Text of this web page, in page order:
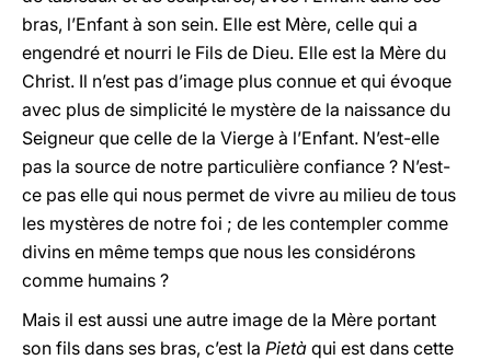
bras, l’Enfant à son sein. Elle est Mère, celle qui a
engendré et nourri le Fils de Dieu. Elle est la Mère du
Christ. Il n’est pas d’image plus connue et qui évoque
avec plus de simplicité le mystère de la naissance du
Seigneur que celle de la Vierge à l’Enfant. N’est-elle
pas la source de notre particulière confiance ? N’est-
ce pas elle qui nous permet de vivre au milieu de tous
les mystères de notre foi ; de les contempler comme
divins en même temps que nous les considérons
comme humains ?
Mais il est aussi une autre image de la Mère portant
son fils dans ses bras, c’est la Pietà qui est dans cette